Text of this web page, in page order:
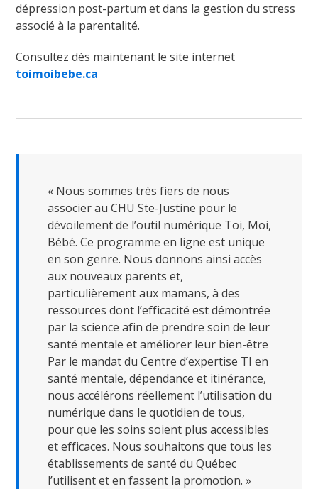
dépression post-partum et dans la gestion du stress
associé à la parentalité.
Consultez dès maintenant le site internet
toimoibebe.ca
« Nous sommes très fiers de nous
associer au CHU Ste-Justine pour le
dévoilement de l’outil numérique Toi, Moi,
Bébé. Ce programme en ligne est unique
en son genre. Nous donnons ainsi accès
aux nouveaux parents et,
particulièrement aux mamans, à des
ressources dont l’efficacité est démontrée
par la science afin de prendre soin de leur
santé mentale et améliorer leur bien-être
Par le mandat du Centre d’expertise TI en
santé mentale, dépendance et itinérance,
nous accélérons réellement l’utilisation du
numérique dans le quotidien de tous,
pour que les soins soient plus accessibles
et efficaces. Nous souhaitons que tous les
établissements de santé du Québec
l’utilisent et en fassent la promotion. »